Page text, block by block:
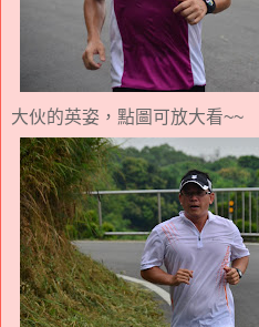
大伙的英姿，點圖可放大看~~